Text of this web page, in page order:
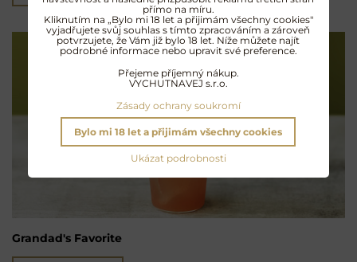
Grandad's Favorite
přímo na míru.
Kliknutím na „Bylo mi 18 let a přijimám všechny cookies"
vyjadřujete svůj souhlas s tímto zpracováním a zároveň
potvrzujete, že Vám již bylo 18 let. Níže můžete najít
podrobné informace nebo upravit své preference.
Přejeme příjemný nákup.
VYCHUTNAVEJ s.r.o.
Zásady ochrany soukromí
Ukázat podrobnosti
Bylo mi 18 let a přijimám všechny cookies